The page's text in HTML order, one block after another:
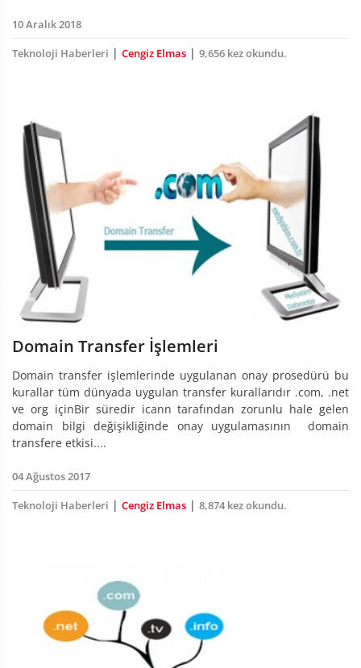
10 Aralık 2018
Teknoloji Haberleri | Cengiz Elmas | 9,656 kez okundu.
Domain Transfer İşlemleri
Domain transfer işlemlerinde uygulanan onay prosedürü bu
kurallar tüm dünyada uygulan transfer kurallarıdır .com, .net
ve org içinBir süredir icann tarafından zorunlu hale gelen
domain bilgi değişikliğinde onay uygulamasının domain
transfere etkisi....
04 Ağustos 2017
Teknoloji Haberleri | Cengiz Elmas | 8,874 kez okundu.